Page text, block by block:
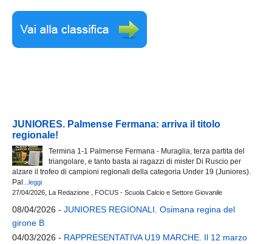
JUNIORES. Palmense Fermana: arriva il titolo
regionale!
Termina 1-1 Palmense Fermana - Muraglia, terza partita del
triangolare, e tanto basta ai ragazzi di mister Di Ruscio per
alzare il trofeo di campioni regionali della categoria Under 19 (Juniores).
Pal
...leggi
27/04/2026, La Redazione , FOCUS - Scuola Calcio e Settore Giovanile
08/04/2026 - JUNIORES REGIONALI. Osimana regina del
girone B
04/03/2026 - RAPPRESENTATIVA U19 MARCHE. Il 12 marzo